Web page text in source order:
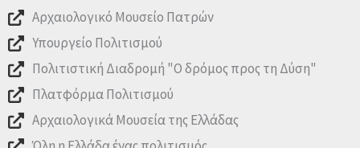
Αρχαιολογικό Μουσείο Πατρών
Υπουργείο Πολιτισμού
Πολιτιστική Διαδρομή "Ο δρόμος προς τη Δύση"
Πλατφόρμα Πολιτισμού
Αρχαιολογικά Μουσεία της Ελλάδας